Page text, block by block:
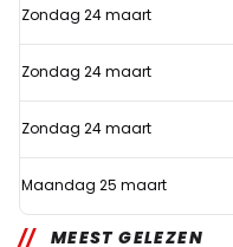
Australië
Zondag 24 maart
Zondag 24 maart
Zondag 24 maart
Maandag 25 maart
MEEST GELEZEN